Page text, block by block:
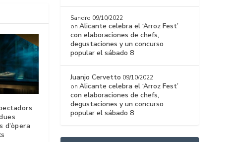
d’òpera
Sandro 09/10/2022
onAlicante celebra el ‘Arroz Fest’
con elaboraciones de chefs,
degustaciones y un concurso
popular el sábado 8
Juanjo Cervetto 09/10/2022
onAlicante celebra el ‘Arroz Fest’
con elaboraciones de chefs,
degustaciones y un concurso
popular el sábado 8